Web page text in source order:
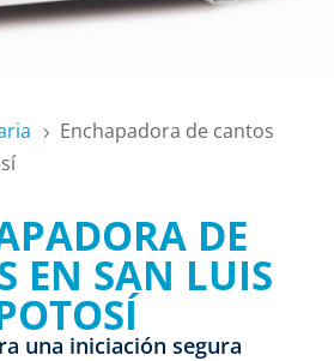
5
Enchapadora de cantos
DE
EN SAN LUIS
una iniciación segura